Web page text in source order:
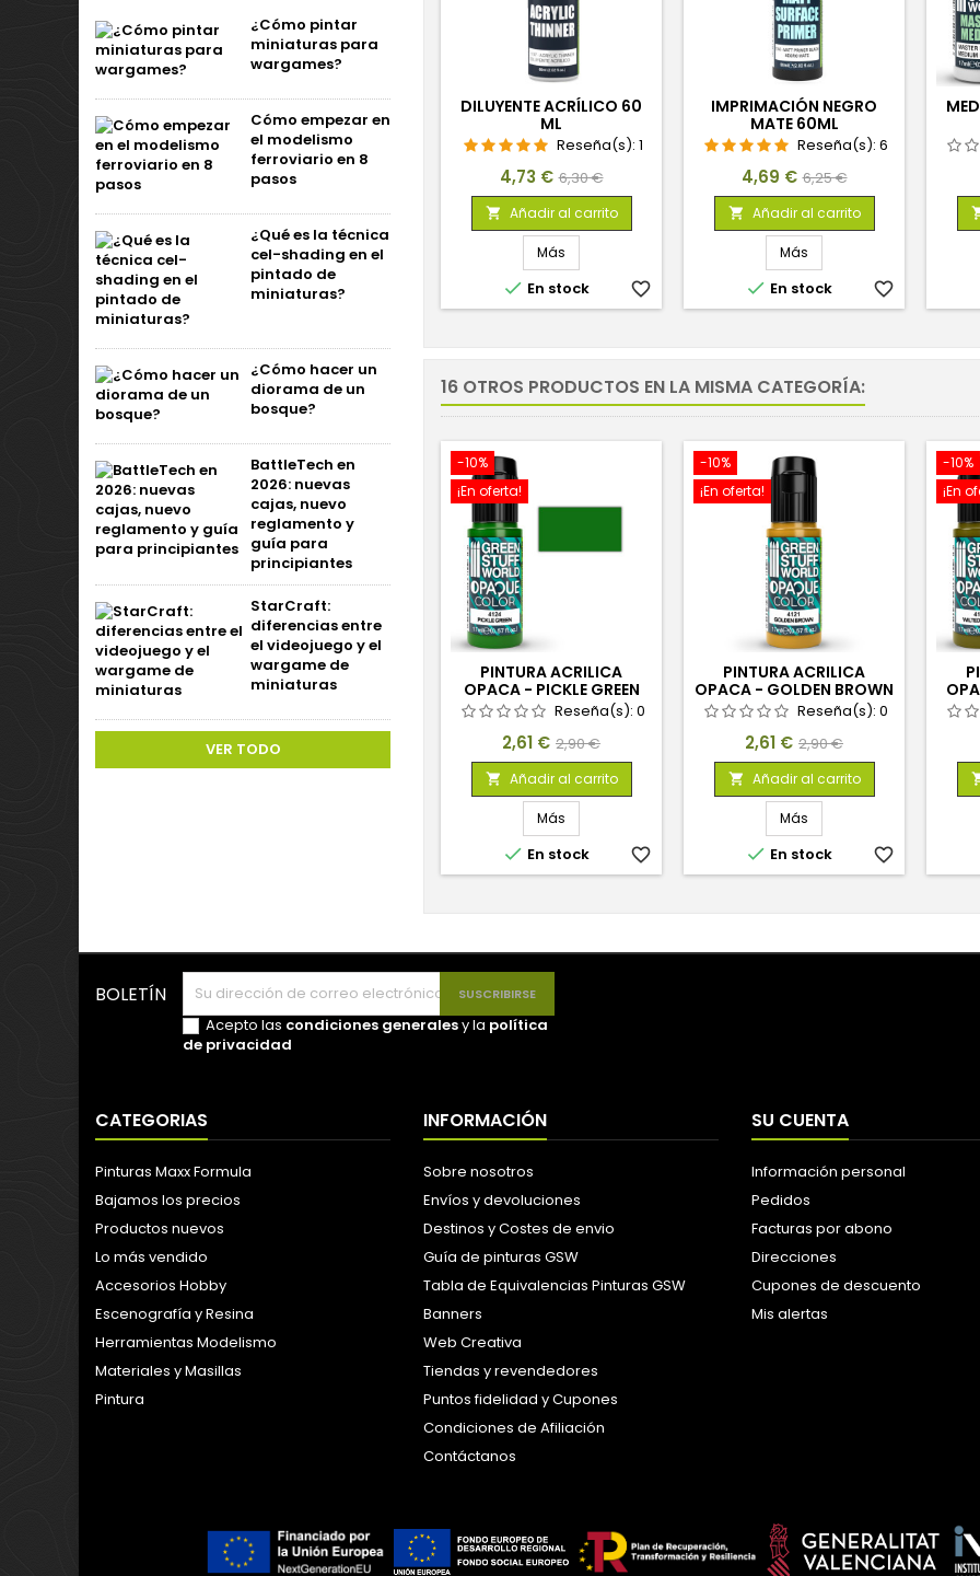
¿Cómo pintar
miniaturas para
wargames?
Cómo empezar en
el modelismo
ferroviario en 8
pasos
¿Qué es la técnica
cel-shading en el
pintado de
miniaturas?
¿Cómo hacer un
diorama de un
bosque?
BattleTech en
2026: nuevas
cajas, nuevo
reglamento y
guía para
principiantes
StarCraft:
diferencias entre
el videojuego y el
wargame de
miniaturas
VER TODO
DILUYENTE ACRÍLICO 60
ML
Reseña(s): 1
Precio
4,73 € Precio
base
6,30 €
 Añadir al carrito
Más
 En stock favorite_border
IMPRIMACIÓN NEGRO
MATE 60ML
Reseña(s): 6
Precio
4,69 € Precio
base
6,25 €
 Añadir al carrito
Más
 En stock favorite_border
16 OTROS PRODUCTOS EN LA MISMA CATEGORÍA:
-10%
¡En oferta!
PINTURA ACRILICA
OPACA - PICKLE GREEN
Reseña(s): 0
Precio
2,61 € Precio
base
2,90 €
 Añadir al carrito
Más
 En stock favorite_border
-10%
¡En oferta!
PINTURA ACRILICA
OPACA - GOLDEN BROWN
Reseña(s): 0
Precio
2,61 € Precio
base
2,90 €
 Añadir al carrito
Más
 En stock favorite_border
-10%
¡En
BOLETÍN
Acepto las condiciones generalesy la política
de privacidad
CATEGORIAS
Pinturas Maxx Formula
Bajamos los precios
Productos nuevos
Lo más vendido
Accesorios Hobby
Escenografía y Resina
Herramientas Modelismo
Materiales y Masillas
Pintura
INFORMACIÓN
Sobre nosotros
Envíos y devoluciones
Destinos y Costes de envio
Guía de pinturas GSW
Tabla de Equivalencias Pinturas GSW
Banners
Web Creativa
Tiendas y revendedores
Puntos fidelidad y Cupones
Condiciones de Afiliación
Contáctanos
SU CUENTA
Información personal
Pedidos
Facturas por abono
Direcciones
Cupones de descuento
Mis alertas